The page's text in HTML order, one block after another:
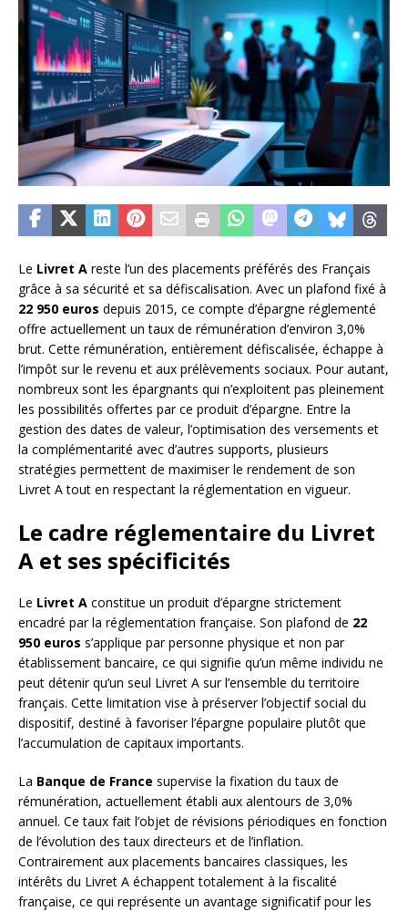
Le Livret A reste l’un des placements préférés des Français
grâce à sa sécurité et sa défiscalisation. Avec un plafond fixé à
22 950 euros depuis 2015, ce compte d’épargne réglementé
offre actuellement un taux de rémunération d’environ 3,0%
brut. Cette rémunération, entièrement défiscalisée, échappe à
l’impôt sur le revenu et aux prélèvements sociaux. Pour autant,
nombreux sont les épargnants qui n’exploitent pas pleinement
les possibilités offertes par ce produit d’épargne. Entre la
gestion des dates de valeur, l’optimisation des versements et
la complémentarité avec d’autres supports, plusieurs
stratégies permettent de maximiser le rendement de son
Livret A tout en respectant la réglementation en vigueur.
Le cadre réglementaire du Livret
A et ses spécificités
Le Livret A constitue un produit d’épargne strictement
encadré par la réglementation française. Son plafond de 22
950 euros s’applique par personne physique et non par
établissement bancaire, ce qui signifie qu’un même individu ne
peut détenir qu’un seul Livret A sur l’ensemble du territoire
français. Cette limitation vise à préserver l’objectif social du
dispositif, destiné à favoriser l’épargne populaire plutôt que
l’accumulation de capitaux importants.
La Banque de France supervise la fixation du taux de
rémunération, actuellement établi aux alentours de 3,0%
annuel. Ce taux fait l’objet de révisions périodiques en fonction
de l’évolution des taux directeurs et de l’inflation.
Contrairement aux placements bancaires classiques, les
intérêts du Livret A échappent totalement à la fiscalité
française, ce qui représente un avantage significatif pour les